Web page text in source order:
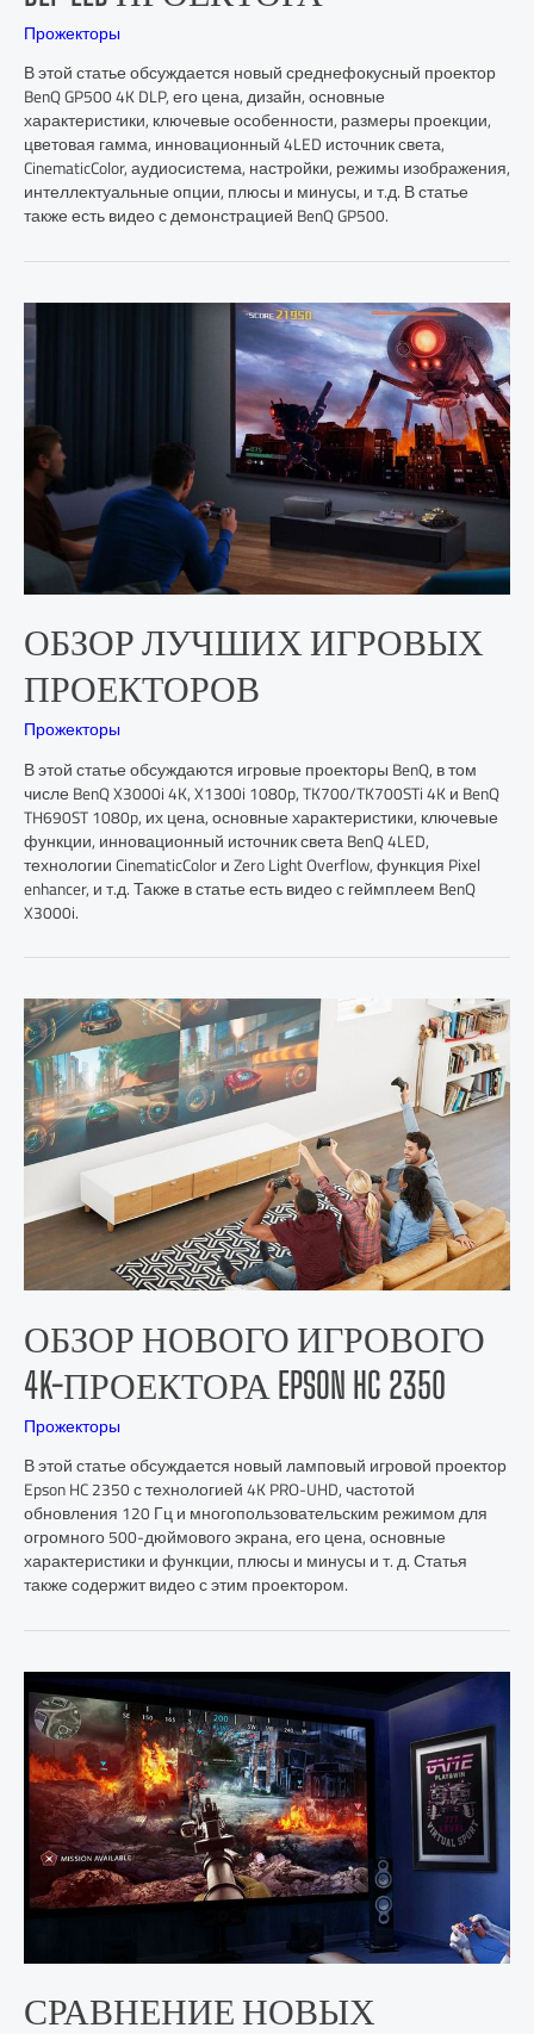
Прожекторы
В этой статье обсуждается новый среднефокусный проектор
BenQ GP500 4K DLP, его цена, дизайн, основные
характеристики, ключевые особенности, размеры проекции,
цветовая гамма, инновационный 4LED источник света,
CinematicColor, аудиосистема, настройки, режимы изображения,
интеллектуальные опции, плюсы и минусы, и т.д. В статье
также есть видео с демонстрацией BenQ GP500.
ОБЗОР ЛУЧШИХ ИГРОВЫХ
ПРОЕКТОРОВ
Прожекторы
В этой статье обсуждаются игровые проекторы BenQ, в том
числе BenQ X3000i 4K, X1300i 1080p, TK700/TK700STi 4K и BenQ
TH690ST 1080p, их цена, основные характеристики, ключевые
функции, инновационный источник света BenQ 4LED,
технологии CinematicColor и Zero Light Overflow, функция Pixel
enhancer, и т.д. Также в статье есть видео с геймплеем BenQ
X3000i.
ОБЗОР НОВОГО ИГРОВОГО
4K-ПРОЕКТОРА EPSON HC 2350
Прожекторы
В этой статье обсуждается новый ламповый игровой проектор
Epson HC 2350 с технологией 4K PRO-UHD, частотой
обновления 120 Гц и многопользовательским режимом для
огромного 500-дюймового экрана, его цена, основные
характеристики и функции, плюсы и минусы и т. д. Статья
также содержит видео с этим проектором.
СРАВНЕНИЕ НОВЫХ